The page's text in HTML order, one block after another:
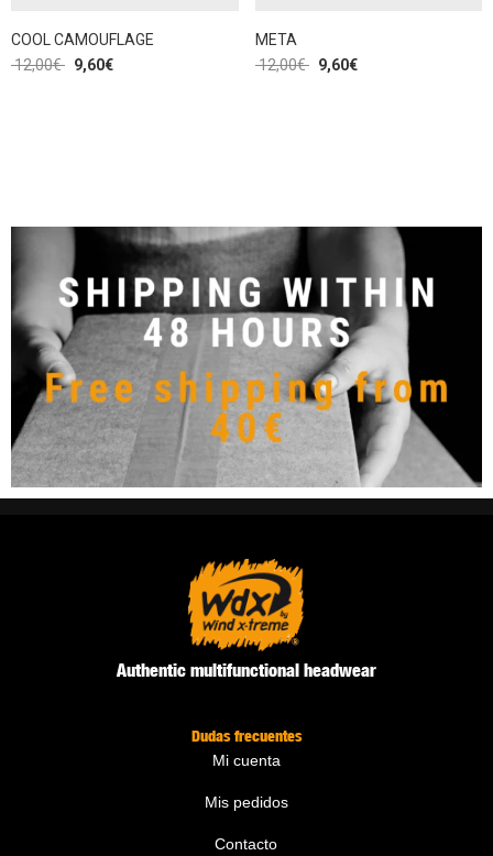
COOL CAMOUFLAGE
12,00€ 9,60€
META
12,00€ 9,60€
Authentic multifunctional headwear
Dudas frecuentes
Mi cuenta
Mis pedidos
Contacto